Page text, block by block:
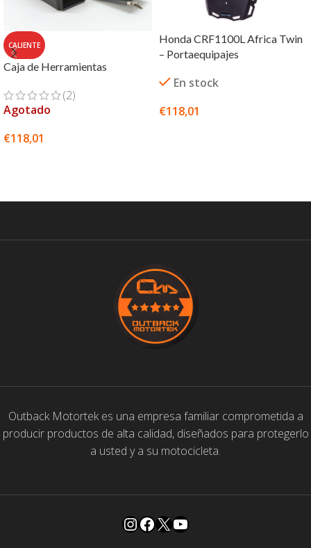
CALIENTE
Caja de Herramientas
(2)
Agotado
€118,01
Honda CRF1100L Africa Twin
– Portaequipajes
En stock
€118,01
Outback Motortek es una empresa familiar comprometida a
producir productos de alta calidad, diseñados para protegerlo
a usted y a su motocicleta.